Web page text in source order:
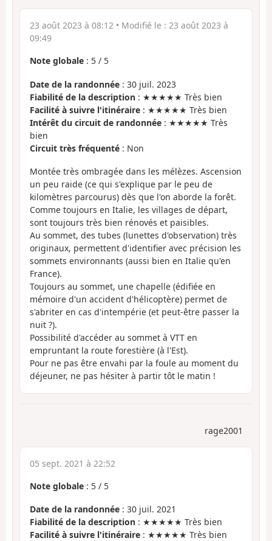
23 août 2023 à 08:12 • Modifié le : 23 août 2023 à
09:49
Note globale : 5 / 5
Date de la randonnée : 30 juil. 2023
Fiabilité de la description : ★★★★★ Très bien
Facilité à suivre l'itinéraire : ★★★★★ Très bien
Intérêt du circuit de randonnée : ★★★★★ Très
bien
Circuit très fréquenté : Non
Montée très ombragée dans les mélèzes. Ascension
un peu raide (ce qui s'explique par le peu de
kilomètres parcourus) dès que l'on aborde la forêt.
Comme toujours en Italie, les villages de départ,
sont toujours très bien rénovés et paisibles.
Au sommet, des tubes (lunettes d'observation) très
originaux, permettent d'identifier avec précision les
sommets environnants (aussi bien en Italie qu'en
France).
Toujours au sommet, une chapelle (édifiée en
mémoire d'un accident d'hélicoptère) permet de
s'abriter en cas d'intempérie (et peut-être passer la
nuit ?).
Possibilité d'accéder au sommet à VTT en
empruntant la route forestière (à l'Est).
Pour ne pas être envahi par la foule au moment du
déjeuner, ne pas hésiter à partir tôt le matin !
rage2001
05 sept. 2021 à 22:52
Note globale : 5 / 5
Date de la randonnée : 30 juil. 2021
Fiabilité de la description : ★★★★★ Très bien
Facilité à suivre l'itinéraire : ★★★★★ Très bien